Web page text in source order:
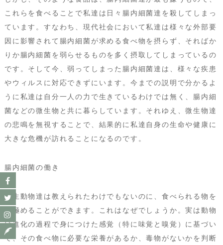
これらを食べることで私達は日々腸内細菌達を殺してしまっ
ています。すなわち、現代社会において私達は様々な外部要
因に影響されて腸内細菌が求める食べ物を摂らず、そればか
りか腸内細菌を弱らせるものを多く摂取してしまっているの
です。そして今、弱ってしまった腸内細菌達は、様々な疾患
やウィルスに対応できずにいます。今までの説明で分かるよ
うに私達は自分一人の力で生きているわけでは無く、腸内細
菌などの微生物と共に暮らしています。それゆえ、微生物達
の悲鳴を無視することで、結果的に私達自身の生命や健康に
大きな危機が訪れることになるのです。
腸内細菌の働き
野生動物達は教えられたわけでもないのに、食べられる物を
見極めることができます。これはなぜでしょうか。実は動物
は進化の過程で身につけた感覚（特に味覚と嗅覚）に基づい
て、その食べ物に必要な栄養があるか、毒物がないかを判断